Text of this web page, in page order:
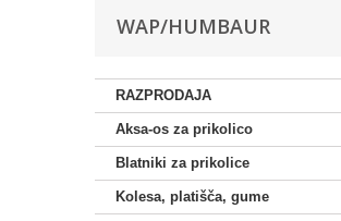
WAP/HUMBAUR
RAZPRODAJA
Aksa-os za prikolico
Blatniki za prikolice
Kolesa, platišča, gume